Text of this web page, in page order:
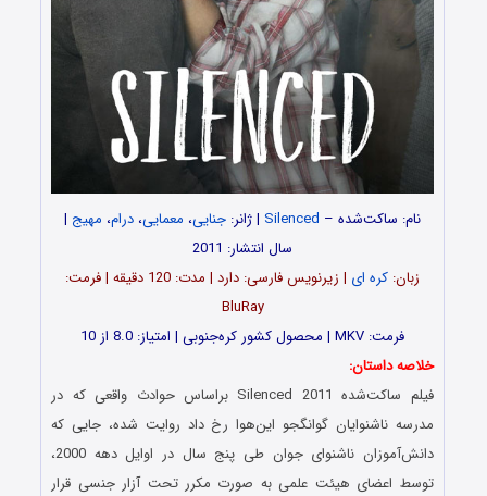
نام: ساکت‌شده – Silenced | ژانر: جنایی، معمایی، درام، مهیج |
سال انتشار: 2011
زبان: کره ای
| زیرنویس فارسی: دارد | مدت: 120 دقیقه | فرمت:
BluRay
فرمت: MKV | محصول کشور کره‎‌جنوبی | امتیاز: 8.0 از 10
خلاصه داستان:
فیلم ساکت‌شده Silenced 2011 براساس حوادث واقعی که در
مدرسه ناشنوایان گوانگجو این‌هوا رخ داد روایت شده، جایی که
دانش‌آموزان ناشنوای جوان طی پنج سال در اوایل دهه 2000،
توسط اعضای هیئت علمی به صورت مکرر تحت آزار جنسی قرار